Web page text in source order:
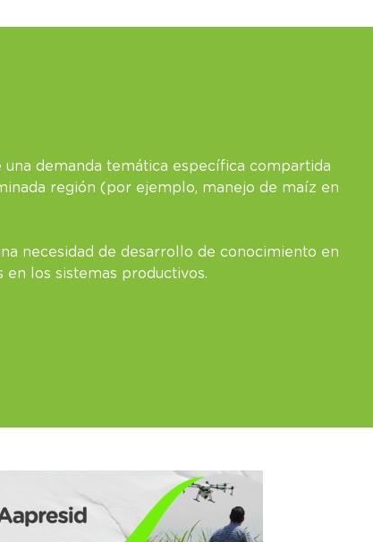
demanda temática específica compartida
región (por ejemplo, manejo de maíz en
necesidad de desarrollo de conocimiento en
los sistemas productivos.